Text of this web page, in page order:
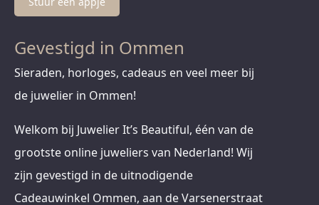
Gevestigd in Ommen
Sieraden, horloges, cadeaus en veel meer bij
de juwelier in Ommen!
Welkom bij Juwelier It’s Beautiful, één van de
grootste online juweliers van Nederland! Wij
zijn gevestigd in de uitnodigende
Cadeauwinkel Ommen, aan de Varsenerstraat